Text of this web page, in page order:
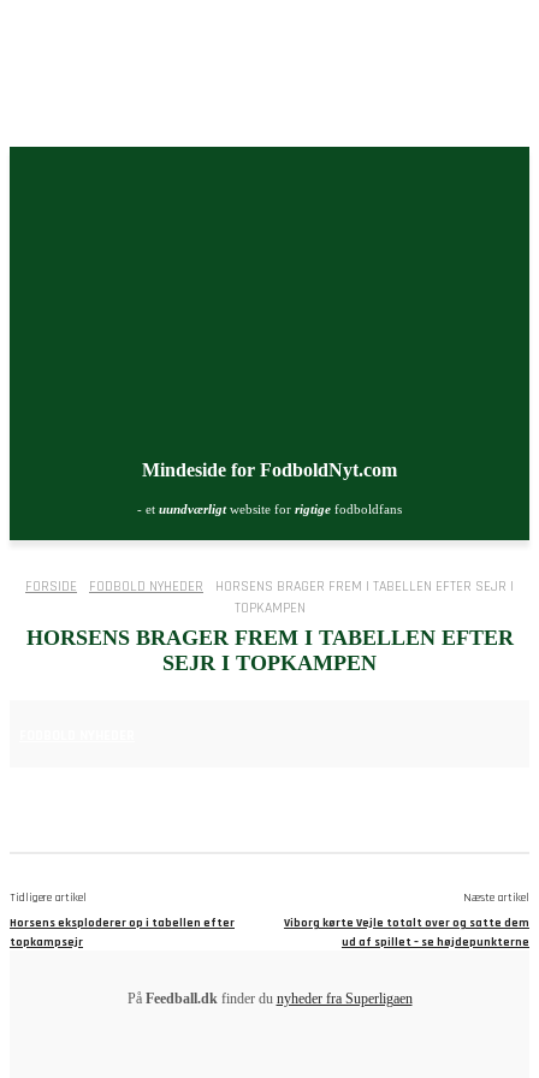
Mindeside for FodboldNyt.com
- et uundværligtwebsite for rigtige fodboldfans
FORSIDE FODBOLD NYHEDER
HORSENS BRAGER FREM I TABELLEN EFTER SEJR I
TOPKAMPEN
HORSENS BRAGER FREM I TABELLEN EFTER
SEJR I TOPKAMPEN
Tidligere artikel
Horsens eksploderer op i tabellen efter
topkampsejr
Næste artikel
Viborg kørte Vejle totalt over og satte dem
ud af spillet – se højdepunkterne
På Feedball.dkfinder du nyheder fra Superligaen